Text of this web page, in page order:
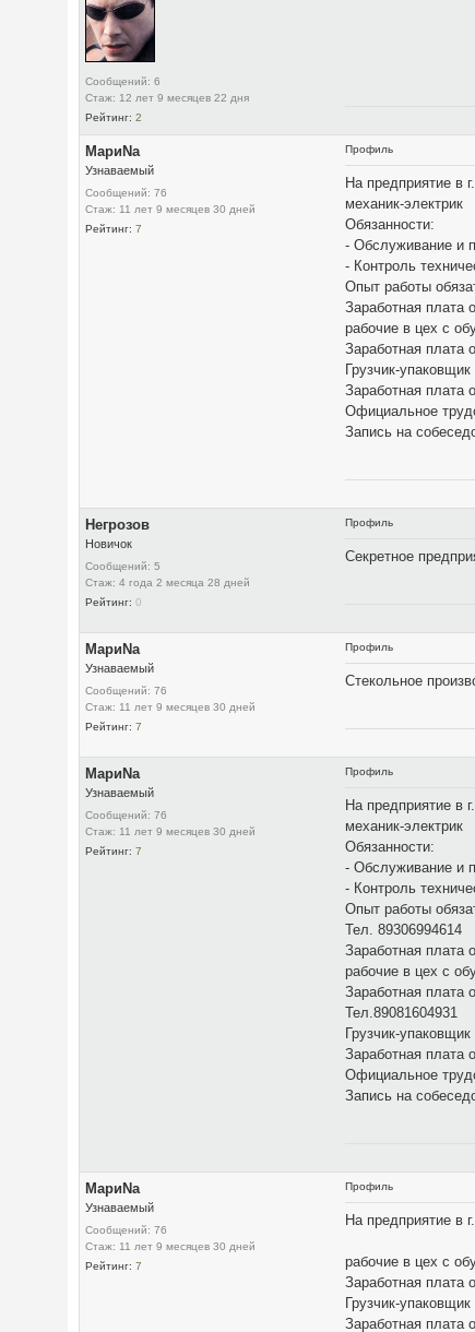
Сообщений: 6
Стаж: 12 лет 9 месяцев 22 дня
Рейтинг: 2
МариNа
Узнаваемый
Сообщений: 76
Стаж: 11 лет 9 месяцев 30 дней
Рейтинг: 7
Профиль
На предприятие в
механик-электрик
Обязанности:
- Обслуживание и
- Контроль
Опыт работы
Заработная плата
рабочие в цех с
Заработная плата
Грузчик-упаковщик
Заработная плата
Официальное
Запись на
Негрозов
Новичок
Сообщений: 5
Стаж: 4 года 2 месяца 28 дней
Рейтинг: 0
Профиль
Секретное
МариNа
Узнаваемый
Сообщений: 76
Стаж: 11 лет 9 месяцев 30 дней
Рейтинг: 7
Профиль
Стекольное
МариNа
Узнаваемый
Сообщений: 76
Стаж: 11 лет 9 месяцев 30 дней
Рейтинг: 7
Профиль
На предприятие в
механик-электрик
Обязанности:
- Обслуживание и
- Контроль
Опыт работы
Тел. 89306994614
Заработная плата
рабочие в цех с
Заработная плата
Тел.89081604931
Грузчик-упаковщик
Заработная плата
Официальное
Запись на
МариNа
Узнаваемый
Сообщений: 76
Стаж: 11 лет 9 месяцев 30 дней
Рейтинг: 7
Профиль
На предприятие в
рабочие в цех с
Заработная плата
Грузчик-упаковщик
Заработная плата